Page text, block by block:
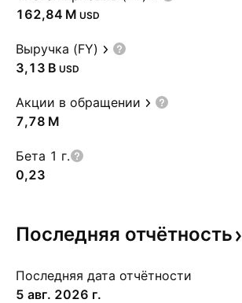
‪162,84 M‬ USD
Выручка (FY)
‪3,13 B‬ USD
Акции в обращении
‪7,78 M‬
Бета 1 г.
0,23
Последняя отчётность
Последняя дата отчётности
5 авг. 2026 г.